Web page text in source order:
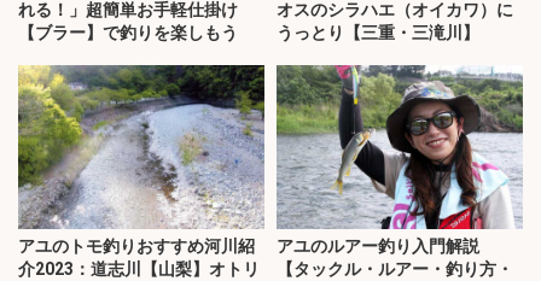
れる！」超簡単お手軽仕掛け
【ブラー】で釣りを楽しもう
オスのシラハエ（オイカワ）に
うっとり【三重・三滝川】
アユのトモ釣りおすすめ河川紹
介2023：道志川【山梨】オトリ
アユのルアー釣り入門解説
【タックル・ルアー・釣り方・